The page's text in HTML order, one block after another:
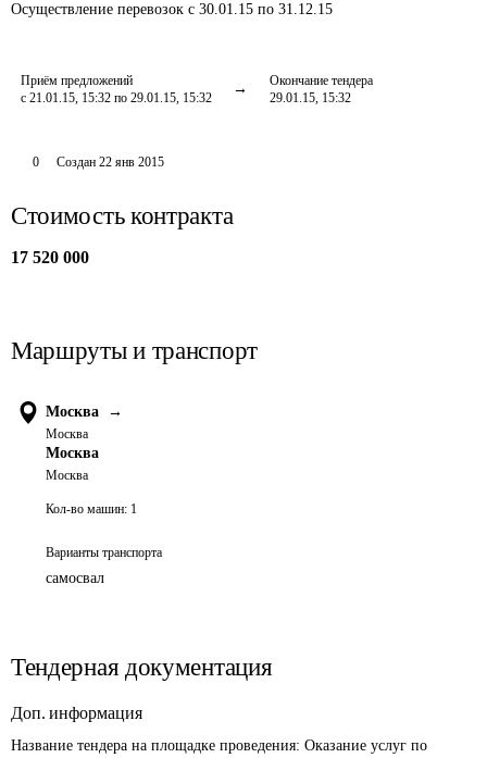
Осуществление перевозок с 30.01.15 по 31.12.15
Приём предложений
с 21.01.15, 15:32 по 29.01.15, 15:32
Окончание тендера
29.01.15, 15:32
0 Создан 22 янв 2015
Стоимость контракта
17 520 000
Маршруты и транспорт
Москва →
Москва
Москва
Москва
Кол-во машин: 1
Варианты транспорта
самосвал
Тендерная документация
Доп. информация
Название тендера на площадке проведения: Оказание услуг по